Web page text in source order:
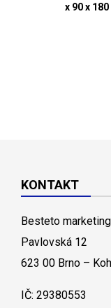
x 90 x
KONTAKT
Besteto
Pavlovská 12
623 00 Brno –
IČ: 29380553